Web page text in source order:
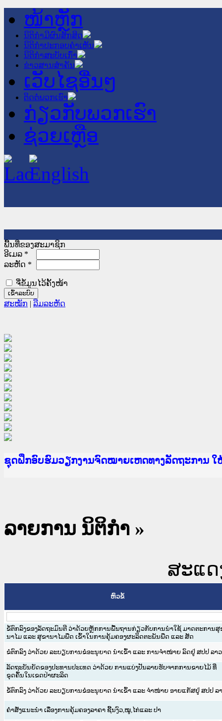
ໜ້າຫຼັກ
ນິຕິກໍາມີຜົນສັກສິດ
ນິຕິກໍາປະກອບຄໍາເຫັນ
ນິຕິກໍາສະບັບເກົ່າ
ຂ່າວສານສໍາຄັນ
ເວັບໄຊອື່ນໆ
ຕິດຕໍ່ພວກເຮົາ
ກ່ຽວກັບພວກເຮົາ
ຊ່ວຍເຫຼືອ
ພື້ນທີ່ຂອງສະມາຊິກ
ອີເມລ *
ລະຫັດ *
ຈື່ຂໍ້ມູນໄວ້ຄັ້ງໜ້າ
ສະໝັກ | ລືມລະຫັດ
Ministry of Justice Lao PDR
ເຜີຍແຜ່ວັບໄຊຈົດໝາຍເຫດທາງລັດຖະການ ແລະ ແອັ
ກະຊວງຍຸຕິທຳ
ຊຸດຝຶກອົບຮົມວຽກງານຈົດໝາຍເຫດທາງລັດຖະການ
ກອງປະຊຸມທົບທວນຄືນການຈັດຕັ້ງປະຕິບັດວຽກງານຈົ
ຝຶກອົບຮົມ ຜູ່ປະສານງານວຽກງານຈົດໝາຍເຫດທາງລັ
ຝຶກອົບຮົມ ຜູ່ປະສານງານວຽກງານຈົດໝາຍເຫດທາງລັ
ເຜີຍແຜ່ແອັບກົດໝາຍລາວ ແລະ ເວັບໄຊຈົດໝາຍເຫດ
ເຜີຍແຜ່ແອັບກົດໝາຍລາວ ແລະ ເວັບໄຊຈົດໝາຍເຫດ
ຍົກລະດັບວຽກງານຈົດໝາຍເຫດທາງລັດຖະການໃຫ້ຜູ້
ຊຸດຝຶກອົບຮົມວຽກງານຈົດໝາຍເຫດທາງລັດຖະການ ໃ
ລາຍການ ນິຕິກໍາ »
ສະແດ
ຫົວຂໍ້
ຂໍ້ຕົກລົງຂອງລັດຖະມົນຕີ ວ່າດ້ວຍຫຼັກການພື້ນຖານກ່ຽວກັບການນໍາໃຊ້ ມາດຕະການສຸ
ນາໄມ ແລະ ສຸຂານາໄມພືດ ເຂົ້າໃນການຄຸ້ມຄອງຜະລິດຕະພັນພືດ ແລະ ສັດ
ຂໍຕົກລົງ ວ່າດ້ວຍ ລະບຽບການຂໍອະນຸຍາດ ນຳເຂົ້າ ແລະ ການຈຳໜ່າຍ ລົດຢູ່ ສປປ ລາວ
ລັດຖະບັນຍັດຂອງປະທານປະເທດ ວ່າດ້ວຍ ການແບ່ງປັນລາຍຮັບຈາກການຂາຍໄມ້ ທີ່
ຂຸດຄົ້ນໃນເຂດປ່າຜະລິດ
ຂໍ້ຕົກລົງ ວ່າດ້ວຍ ລະບຽບການຂໍອະນຸຍາດ ນຳເຂົ້າ ແລະ ຈຳໜ່າຍ ອາຍແກັສຢູ່ ສປປ ລ
ຄຳສັ່ງແນະນຳ ເລື່ອງການຄຸ້ມຄອງລາຄາ ຊີ້ນງົວ,ໝູ,ໄກ່ແລະ ປາ